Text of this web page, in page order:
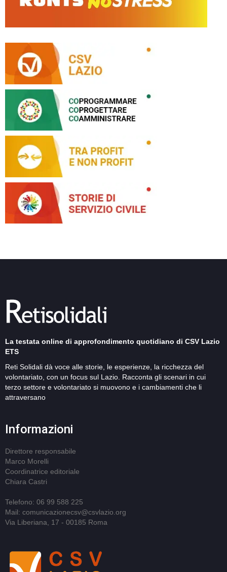
La testata online di approfondimento quotidiano di CSV Lazio
ETS
Reti Solidali dà voce alle storie, le esperienze, la ricchezza del
volontariato, con un focus sul Lazio. Racconta gli scenari in cui
terzo settore e volontariato si muovono e i cambiamenti che li
attraversano
Informazioni
Direttore responsabile
Marco Morelli
Coordinatrice editoriale
Chiara Castri
Telefono: 06 99 588 225
Mail: comunicazionecsv@csvlazio.org
Via Liberiana, 17 - 00185 Roma